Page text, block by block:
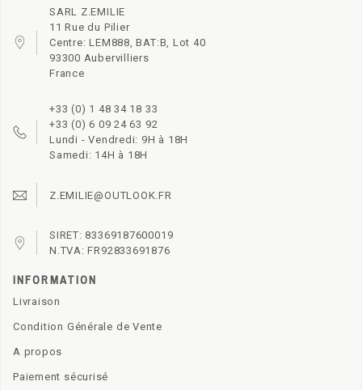
SARL Z.EMILIE
11 Rue du Pilier
Centre: LEM888, BAT:B, Lot 40
93300 Aubervilliers
France
+33 (0) 1 48 34 18 33
+33 (0) 6 09 24 63 92
Lundi - Vendredi: 9H à 18H
Samedi: 14H à 18H
Z.EMILIE@OUTLOOK.FR
SIRET: 83369187600019
N.TVA: FR92833691876
INFORMATION
Livraison
Condition Générale de Vente
A propos
Paiement sécurisé